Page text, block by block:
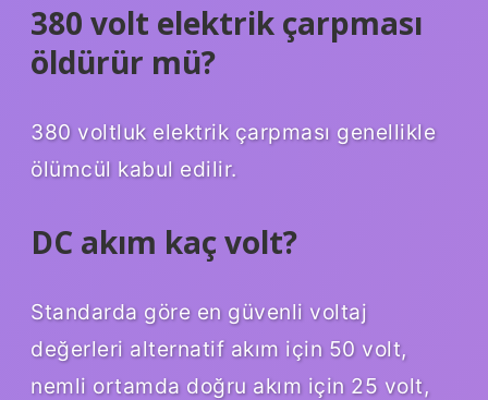
380 volt elektrik çarpması
öldürür mü?
380 voltluk elektrik çarpması genellikle
ölümcül kabul edilir.
DC akım kaç volt?
Standarda göre en güvenli voltaj
değerleri alternatif akım için 50 volt,
nemli ortamda doğru akım için 25 volt,